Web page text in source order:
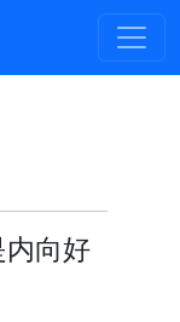
向好